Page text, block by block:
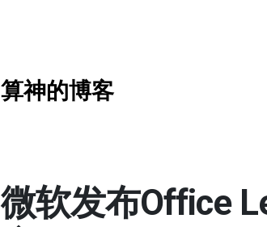
算神的博客
微软发布Office